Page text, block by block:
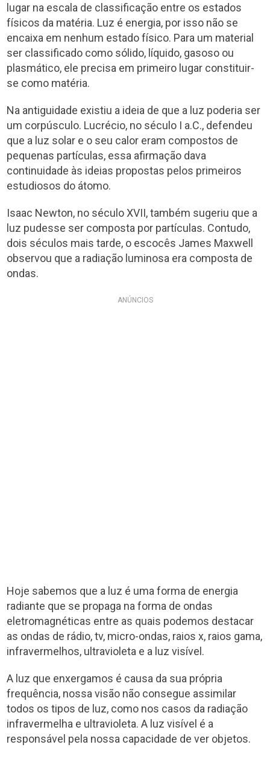
lugar na escala de classificação entre os estados
físicos da matéria. Luz é energia, por isso não se
encaixa em nenhum estado físico. Para um material
ser classificado como sólido, líquido, gasoso ou
plasmático, ele precisa em primeiro lugar constituir-
se como matéria.
Na antiguidade existiu a ideia de que a luz poderia ser
um corpúsculo. Lucrécio, no século I a.C., defendeu
que a luz solar e o seu calor eram compostos de
pequenas partículas, essa afirmação dava
continuidade às ideias propostas pelos primeiros
estudiosos do átomo.
Isaac Newton, no século XVII, também sugeriu que a
luz pudesse ser composta por partículas. Contudo,
dois séculos mais tarde, o escocês James Maxwell
observou que a radiação luminosa era composta de
ondas.
ANÚNCIOS
Hoje sabemos que a luz é uma forma de energia
radiante que se propaga na forma de ondas
eletromagnéticas entre as quais podemos destacar
as ondas de rádio, tv, micro-ondas, raios x, raios gama,
infravermelhos, ultravioleta e a luz visível.
A luz que enxergamos é causa da sua própria
frequência, nossa visão não consegue assimilar
todos os tipos de luz, como nos casos da radiação
infravermelha e ultravioleta. A luz visível é a
responsável pela nossa capacidade de ver objetos.